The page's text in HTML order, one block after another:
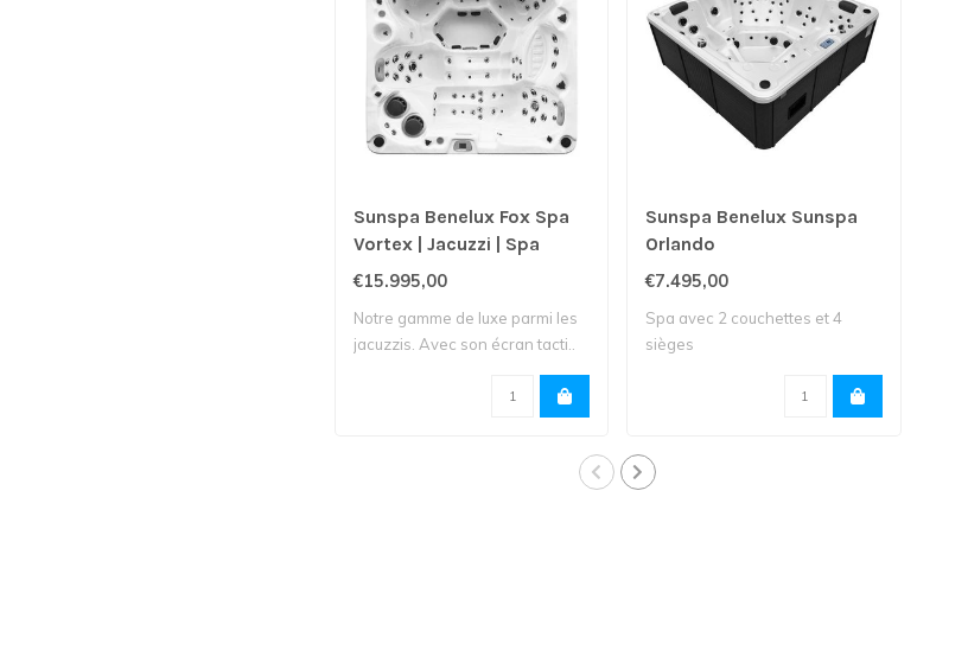
Sunspa Benelux Fox Spa
Vortex | Jacuzzi | Spa
€15.995,00
Notre gamme de luxe parmi les
jacuzzis. Avec son écran tacti..
Sunspa Benelux Sunspa
Orlando
€7.495,00
Spa avec 2 couchettes et 4
sièges